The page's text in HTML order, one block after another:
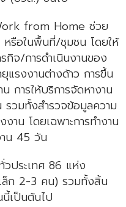
from Home ช่วย
หรือในพื้นที่/ชุมชน โดยให้
จ/การดำเนินงานของ
แรงงานต่างด้าว การขึ้น
การให้บริการจัดหางาน
รวมทั้งสำรวจข้อมูลความ
าน โดยเฉพาะการทำงาน
น 45 วัน
ประเทศ 86 แห่ง
ก 2-3 คน) รวมทั้งสิ้น
เป็นต้นไป